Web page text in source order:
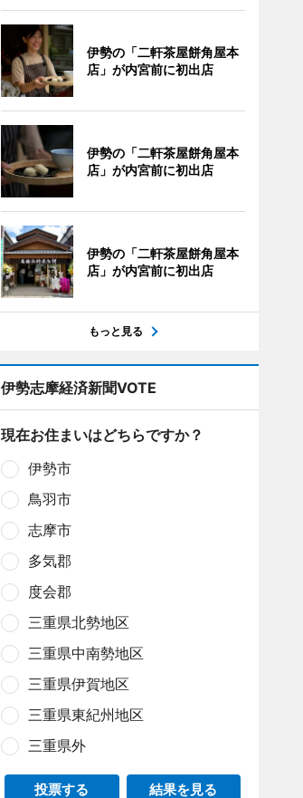
伊勢の「二軒茶屋餅角屋本
店」が内宮前に初出店
伊勢の「二軒茶屋餅角屋本
店」が内宮前に初出店
伊勢の「二軒茶屋餅角屋本
店」が内宮前に初出店
もっと見る
伊勢志摩経済新聞VOTE
現在お住まいはどちらですか？
伊勢市
鳥羽市
志摩市
多気郡
度会郡
三重県北勢地区
三重県中南勢地区
三重県伊賀地区
三重県東紀州地区
三重県外
投票する 結果を見る